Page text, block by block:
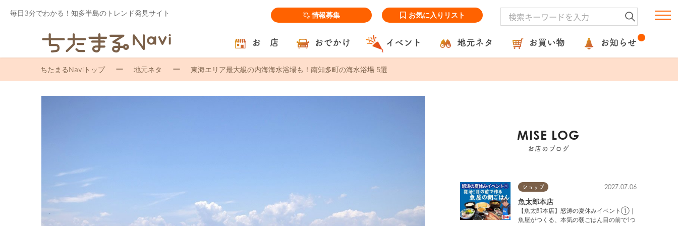
毎日3分でわかる！知多半島のトレンド発見サイト 情報募集 お気に入りリスト
お 店 おでかけ イベント 地元ネタ お買い物 お知らせ
ちたまるNaviトップ 地元ネタ 東海エリア最大級の内海海水浴場も！南知多町の海水浴場 5選
MISE LOG
お店のブログ
ショップ 2027.07.06
魚太郎本店
【魚太郎本店】怒涛の夏休みイベント①｜
魚屋がつくる、本気の朝ごはん目の前で1つ